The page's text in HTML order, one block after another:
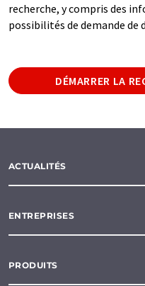
recherche, y compris des
possibilités de demande de
DÉMARRER LA
ACTUALITÉS
ENTREPRISES
PRODUITS